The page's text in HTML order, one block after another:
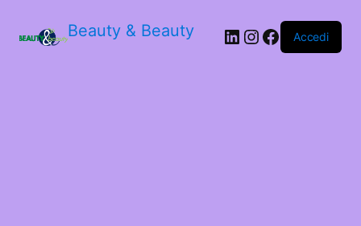
Beauty & Beauty LinkedIn
Instagram
Facebook
Accedi